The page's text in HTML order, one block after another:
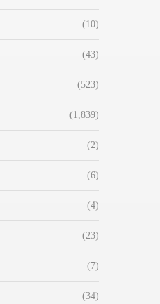
(10)
(43)
(523)
(1,839)
(2)
(6)
(4)
(23)
(7)
(34)